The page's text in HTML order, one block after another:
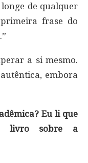
de qualquer
frase do
a si mesmo.
embora
Eu li que
livro sobre a